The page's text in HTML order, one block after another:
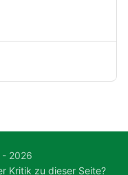
2026
Kritik zu dieser Seite?